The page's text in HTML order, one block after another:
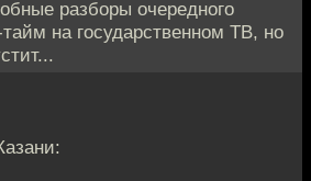
разборы очередного
на государственном ТВ, но